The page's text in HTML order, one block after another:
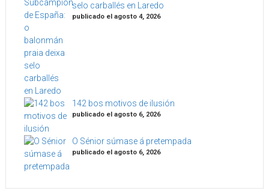
selo carballés en Laredo
publicado el agosto 4, 2026
142 bos motivos de ilusión
publicado el agosto 6, 2026
O Sénior súmase á pretempada
publicado el agosto 6, 2026